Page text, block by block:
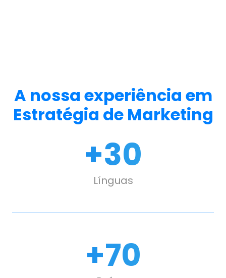
A nossa experiência em
Estratégia de Marketing
30
+
Línguas
100
+